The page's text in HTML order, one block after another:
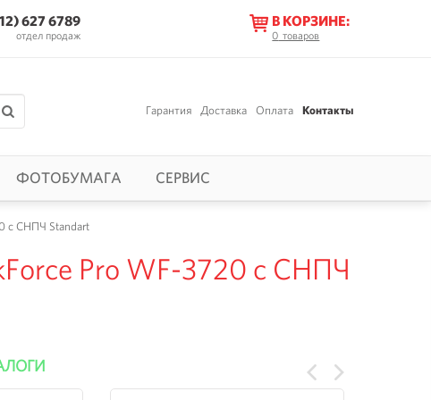
627 6789
отдел продаж
В КОРЗИНЕ:
0 товаров
Гарантия Доставка Оплата Контакты
ФОТОБУМАГА СЕРВИС
с СНПЧ Standart
Pro WF-3720 с СНПЧ